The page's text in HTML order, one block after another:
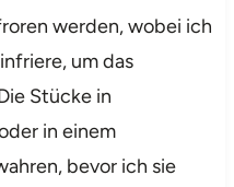
werden, wobei ich
um das
Stücke in
in einem
bevor ich sie